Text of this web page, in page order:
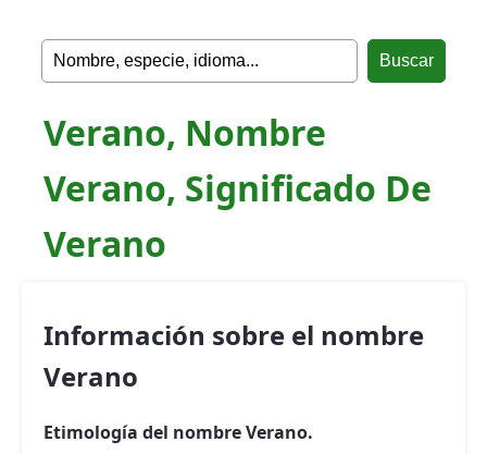
Verano, Nombre
Verano, Significado De
Verano
Información sobre el nombre
Verano
Etimología del nombre Verano.